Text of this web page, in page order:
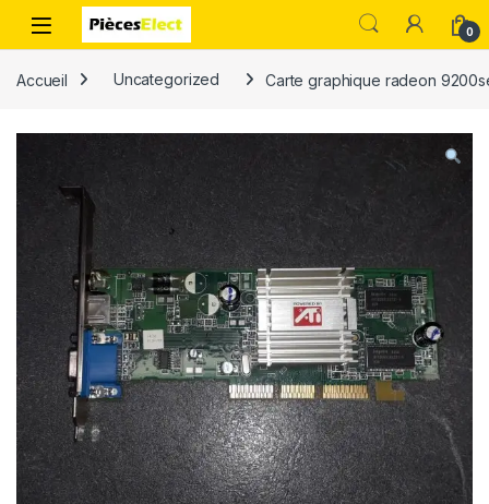
0
Accueil Uncategorized Carte graphique radeon